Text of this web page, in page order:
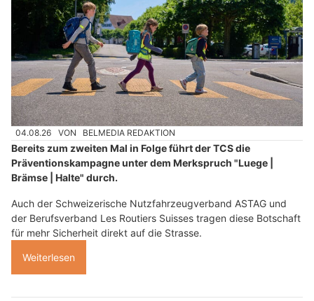
04.08.26 VON BELMEDIA REDAKTION
Bereits zum zweiten Mal in Folge führt der TCS die
Präventionskampagne unter dem Merkspruch "Luege |
Brämse | Halte" durch.
Auch der Schweizerische Nutzfahrzeugverband ASTAG und
der Berufsverband Les Routiers Suisses tragen diese Botschaft
für mehr Sicherheit direkt auf die Strasse.
Weiterlesen